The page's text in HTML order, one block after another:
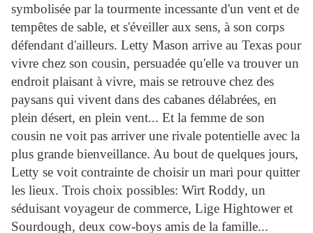
symbolisée par la tourmente incessante d'un vent et de
tempêtes de sable, et s'éveiller aux sens, à son corps
défendant d'ailleurs. Letty Mason arrive au Texas pour
vivre chez son cousin, persuadée qu'elle va trouver un
endroit plaisant à vivre, mais se retrouve chez des
paysans qui vivent dans des cabanes délabrées, en
plein désert, en plein vent... Et la femme de son
cousin ne voit pas arriver une rivale potentielle avec la
plus grande bienveillance. Au bout de quelques jours,
Letty se voit contrainte de choisir un mari pour quitter
les lieux. Trois choix possibles: Wirt Roddy, un
séduisant voyageur de commerce, Lige Hightower et
Sourdough, deux cow-boys amis de la famille...